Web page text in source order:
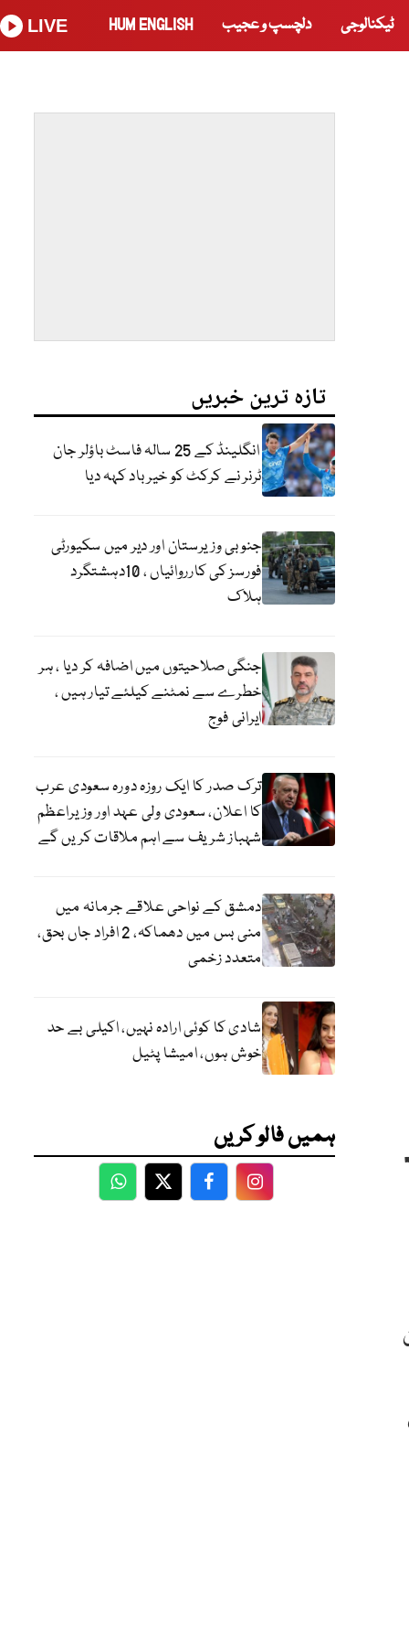
ٹیکنالوجی دلچسپ و عجیب HUM ENGLISH
LIVE
تازہ ترین خبریں
انگلینڈ کے 25 سالہ فاسٹ باؤلر جان
ٹرنر نے کرکٹ کو خیر باد کہہ دیا
جنوبی وزیرستان اور دیر میں سکیورٹی
فورسز کی کارروائیاں ، 10دہشتگرد
ہلاک
جنگی صلاحیتوں میں اضافہ کر دیا ، ہر
خطرے سے نمٹنے کیلئے تیار ہیں ،
ایرانی فوج
ترک صدر کا ایک روزہ دورہ سعودی عرب
کا اعلان، سعودی ولی عہد اور وزیراعظم
شہباز شریف سے اہم ملاقات کریں گے
دمشق کے نواحی علاقے جرمانہ میں
منی بس میں دھماکہ، 2 افراد جاں بحق،
متعدد زخمی
شادی کا کوئی ارادہ نہیں، اکیلی بے حد
خوش ہوں، امیشا پٹیل
ہمیں فالو کریں
WhatsApp
TwitterFacebookFacebook